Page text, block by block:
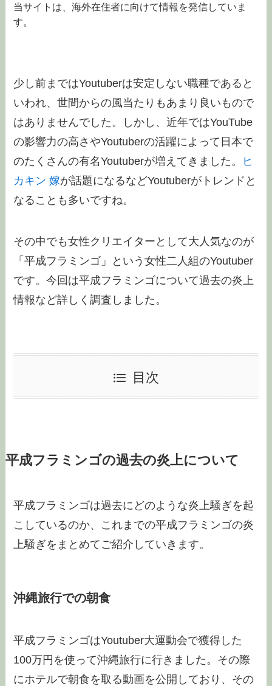
当サイトは、海外在住者に向けて情報を発信していま
す。
少し前まではYoutuberは安定しない職種であると
いわれ、世間からの風当たりもあまり良いもので
はありませんでした。しかし、近年ではYouTube
の影響力の高さやYoutuberの活躍によって日本で
のたくさんの有名Youtuberが増えてきました。
ヒ
カキン 嫁が話題になるなどYoutuberがトレンドと
なることも多いですね。
その中でも女性クリエイターとして大人気なのが
「平成フラミンゴ」という女性二人組のYoutuber
です。今回は平成フラミンゴについて過去の炎上
情報など詳しく調査しました。
目次
平成フラミンゴの過去の炎上について
平成フラミンゴは過去にどのような炎上騒ぎを起
こしているのか、これまでの平成フラミンゴの炎
上騒ぎをまとめてご紹介していきます。
沖縄旅行での朝食
平成フラミンゴはYoutuber大運動会で獲得した
100万円を使って沖縄旅行に行きました。その際
にホテルで朝食を取る動画を公開しており、その